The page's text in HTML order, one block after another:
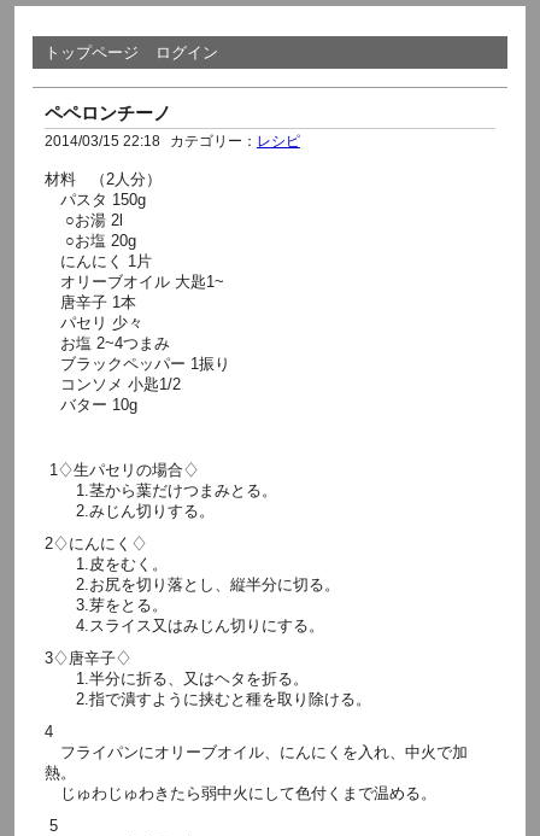
トップページ ログイン
ペペロンチーノ
2014/03/15 22:18 カテゴリー： レシピ
材料 （2人分）
パスタ 150g
○お湯 2l
○お塩 20g
にんにく 1片
オリーブオイル 大匙1~
唐辛子 1本
パセリ 少々
お塩 2~4つまみ
ブラックペッパー 1振り
コンソメ 小匙1/2
バター 10g
1♢生パセリの場合♢
1.茎から葉だけつまみとる。
2.みじん切りする。
2♢にんにく♢
1.皮をむく。
2.お尻を切り落とし、縦半分に切る。
3.芽をとる。
4.スライス又はみじん切りにする。
3♢唐辛子♢
1.半分に折る、又はヘタを折る。
2.指で潰すように挟むと種を取り除ける。
4
フライパンにオリーブオイル、にんにくを入れ、中火で加
熱。
じゅわじゅわきたら弱中火にして色付くまで温める。
5